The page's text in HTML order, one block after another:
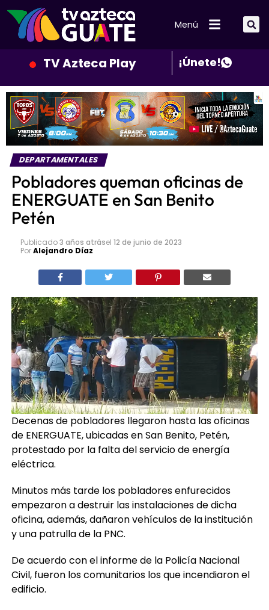
Menú
TV Azteca Play ¡Únete!
DEPARTAMENTALES
Pobladores queman oficinas de
ENERGUATE en San Benito
Petén
Publicado3 años atrásel 12 de junio de 2023
PorAlejandro Díaz
Decenas de pobladores llegaron hasta las oficinas
de ENERGUATE, ubicadas en San Benito, Petén,
protestado por la falta del servicio de energía
eléctrica.
Minutos más tarde los pobladores enfurecidos
empezaron a destruir las instalaciones de dicha
oficina, además, dañaron vehículos de la institución
y una patrulla de la PNC.
De acuerdo con el informe de la Policía Nacional
Civil, fueron los comunitarios los que incendiaron el
edificio.